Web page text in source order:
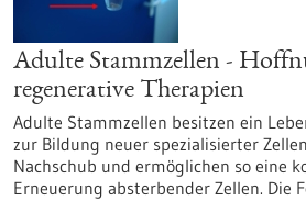
Adulte Stammzellen -
regenerative Therapien
Adulte Stammzellen besitzen ein
zur Bildung neuer spezialisierter
Nachschub und ermöglichen so eine
Erneuerung absterbender Zellen. Die